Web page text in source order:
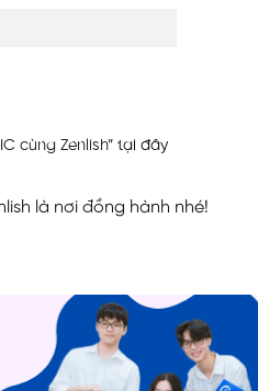
cùng Zenlish” tại đây
là nơi đồng hành nhé!